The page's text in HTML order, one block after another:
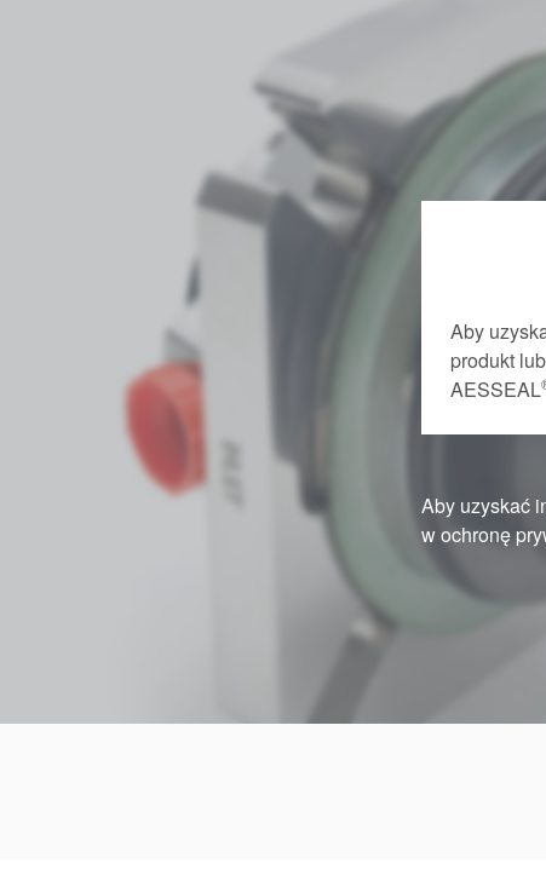
Aby
produkt
AESSEAL
Aby uzyskać
w ochronę